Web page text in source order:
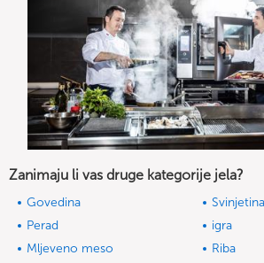
Zanimaju li vas druge kategorije jela?
Govedina
Svinjetina
Perad
igra
Mljeveno meso
Riba